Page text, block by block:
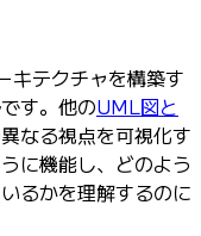
キテクチャを構築す
す。他のUML図と
なる視点を可視化す
に機能し、どのよう
るかを理解するのに